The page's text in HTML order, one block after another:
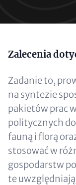
Content
Zalecenia
Zadanie to,
na syntezie
pakietów prac
politycznych
fauną i florą
stosować w
gospodarstw
te